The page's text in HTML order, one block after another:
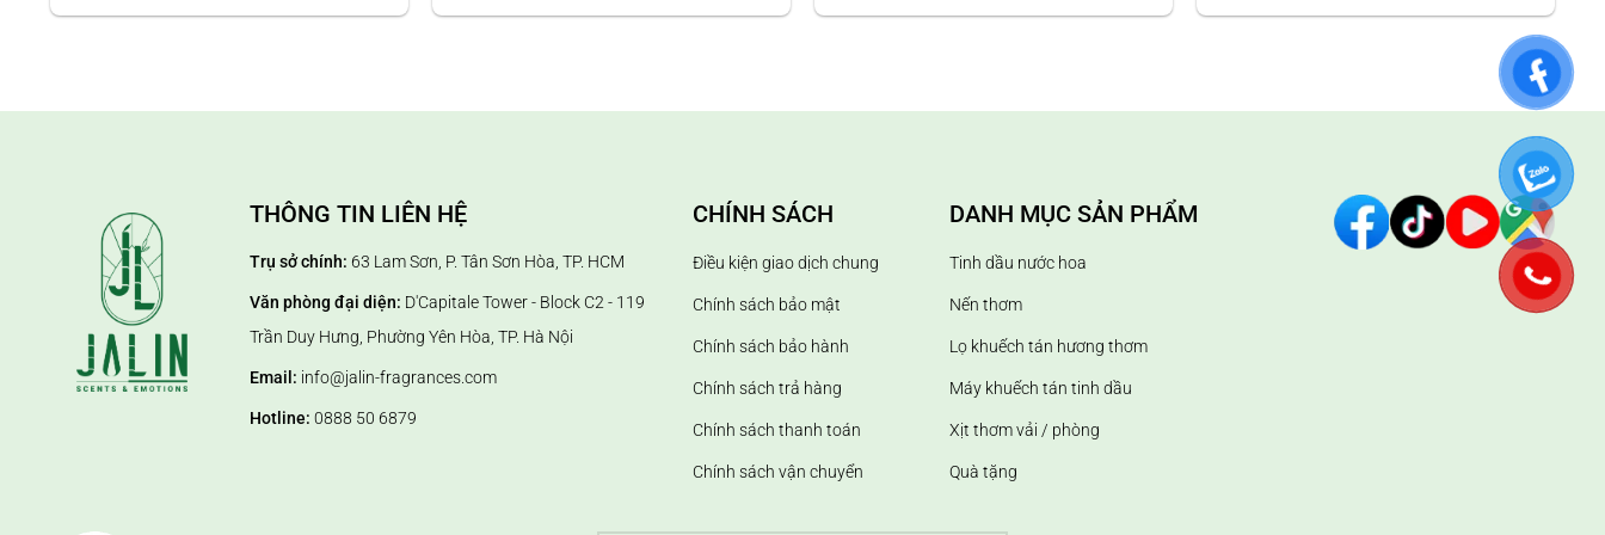
– Không gian gia đình: Tạo cảm giác thư giãn, dễ chịu và nâng cao chất lượng sống.
là:
tại
THÔNG TIN LIÊN HỆ
Trụ sở chính: 63 Lam Sơn, P. Tân Sơn Hòa, TP. HCM
Văn phòng đại diện: D'Capitale Tower - Block C2 - 119
Trần Duy Hưng, Phường Yên Hòa, TP. Hà Nội
Email: info@jalin-fragrances.com
Hotline: 0888 50 6879
CHÍNH SÁCH
Điều kiện giao dịch chung
Chính sách bảo mật
Chính sách bảo hành
Chính sách trả hàng
Chính sách thanh toán
Chính sách vận chuyển
DANH MỤC SẢN PHẨM
Tinh dầu nước hoa
Nến thơm
Lọ khuếch tán hương thơm
Máy khuếch tán tinh dầu
Xịt thơm vải / phòng
Quà tặng